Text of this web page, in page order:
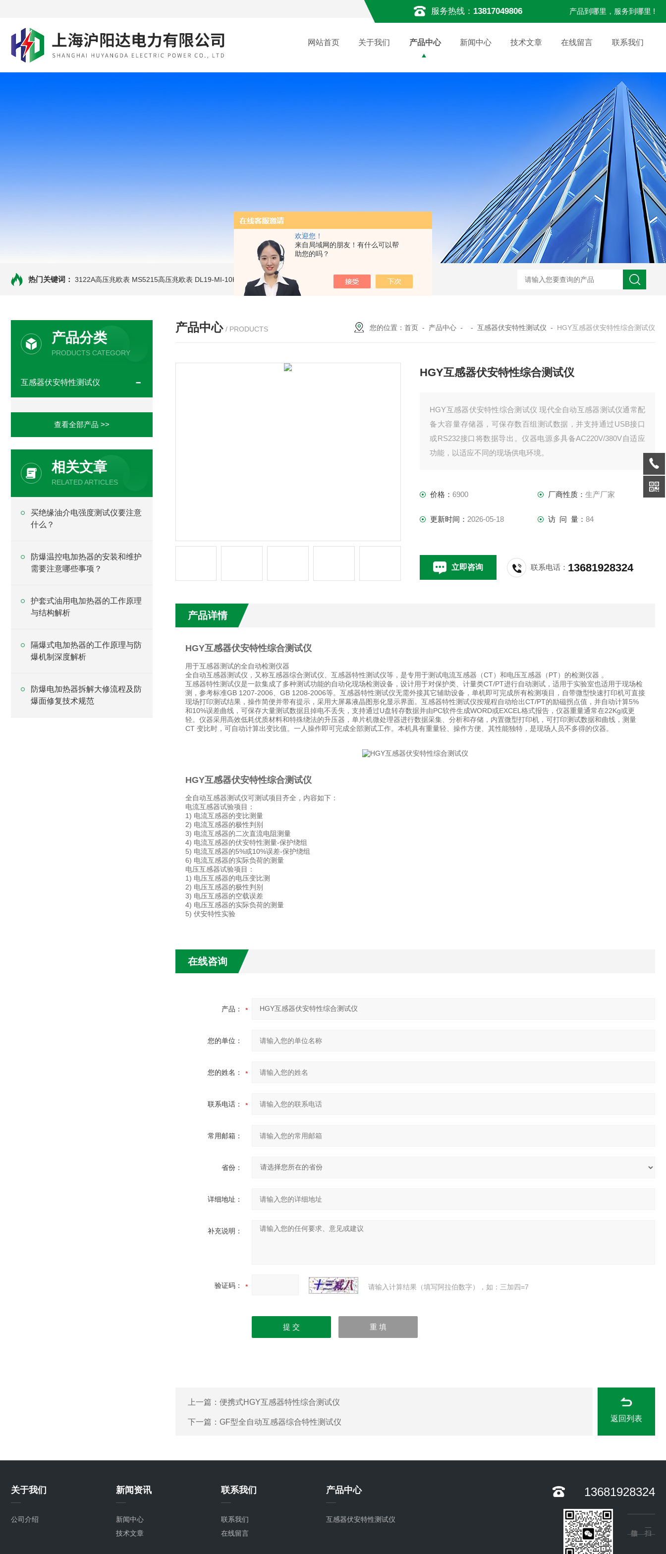
欢迎您！
来自局域网的朋友！有什么可以帮
助您的吗？
服务热线： 13817049806 产品到哪里，服务到哪里 !
网站首页 关于我们 产品中心 新闻中心 技术文章 在线留言 联系我们
热门关键词： 3122A高压兆欧表 MS5215高压兆欧表 DL19-MI-10KVe 高压兆欧表 5000V数字高压兆欧表 CS2077型CS2077高压兆欧表校验仪 GM-5KV-20KV型可调高压兆欧表GM-5KV-20KV nl3203型
产品分类
PRODUCTS CATEGORY
互感器伏安特性测试仪
查看全部产品 >>
相关文章
RELATED ARTICLES
买绝缘油介电强度测试仪要注意
什么？
防爆温控电加热器的安装和维护
需要注意哪些事项？
护套式油用电加热器的工作原理
与结构解析
隔爆式电加热器的工作原理与防
爆机制深度解析
防爆电加热器拆解大修流程及防
爆面修复技术规范
产品中心 / PRODUCTS 您的位置： 首页 - 产品中心 - - 互感器伏安特性测试仪 - HGY互感器伏安特性综合测试仪
HGY互感器伏安特性综合测试仪
HGY互感器伏安特性综合测试仪 现代全自动互感器测试仪通常配
备大容量存储器，可保存数百组测试数据，并支持通过USB接口
或RS232接口将数据导出。仪器电源多具备AC220V/380V自适应
功能，以适应不同的现场供电环境。
价格：6900 厂商性质： 生产厂家
更新时间： 2026-05-18 访 问 量： 84
立即咨询 联系电话： 13681928324
产品详情
HGY互感器伏安特性综合测试仪
用于互感器测试的全自动检测仪器
全自动互感器测试仪，又称互感器综合测试仪、互感器特性测试仪等，是专用于测试电流互感器（CT）和电压互感器（PT）的检测仪器 。
互感器特性测试仪是一款集成了多种测试功能的自动化现场检测设备，设计用于对保护类、计量类CT/PT进行自动测试，适用于实验室也适用于现场检
测，参考标准GB 1207-2006、GB 1208-2006等。互感器特性测试仪无需外接其它辅助设备，单机即可完成所有检测项目，自带微型快速打印机可直接
现场打印测试结果，操作简便并带有提示，采用大屏幕液晶图形化显示界面。互感器特性测试仪按规程自动给出CT/PT的励磁拐点值，并自动计算5%
和10%误差曲线，可保存大量测试数据且掉电不丢失，支持通过U盘转存数据并由PC软件生成WORD或EXCEL格式报告，仪器重量通常在22Kg或更
轻。仪器采用高效低耗优质材料和特殊绕法的升压器，单片机微处理器进行数据采集、分析和存储，内置微型打印机，可打印测试数据和曲线，测量
CT 变比时，可自动计算出变比值。一人操作即可完成全部测试工作。本机具有重量轻、操作方便、其性能独特，是现场人员不多得的仪器。
HGY互感器伏安特性综合测试仪
全自动互感器测试仪可测试项目齐全，内容如下：
电流互感器试验项目：
1) 电流互感器的变比测量
2) 电流互感器的极性判别
3) 电流互感器的二次直流电阻测量
4) 电流互感器的伏安特性测量-保护绕组
5) 电流互感器的5%或10%误差-保护绕组
6) 电流互感器的实际负荷的测量
电压互感器试验项目：
1) 电压互感器的电压变比测
2) 电压互感器的极性判别
3) 电压互感器的空载误差
4) 电压互感器的实际负荷的测量
5) 伏安特性实验
在线咨询
产品：
您的单位：
您的姓名：
联系电话：
常用邮箱：
省份：
详细地址：
补充说明：
验证码： 请输入计算结果（填写阿拉伯数字），如：三加四=7
上一篇： 便携式HGY互感器特性综合测试仪
下一篇： GF型全自动互感器综合特性测试仪 返回列表
关于我们
公司介绍
新闻资讯
新闻中心
技术文章
联系我们
联系我们
在线留言
产品中心
互感器伏安特性测试仪
13681928324